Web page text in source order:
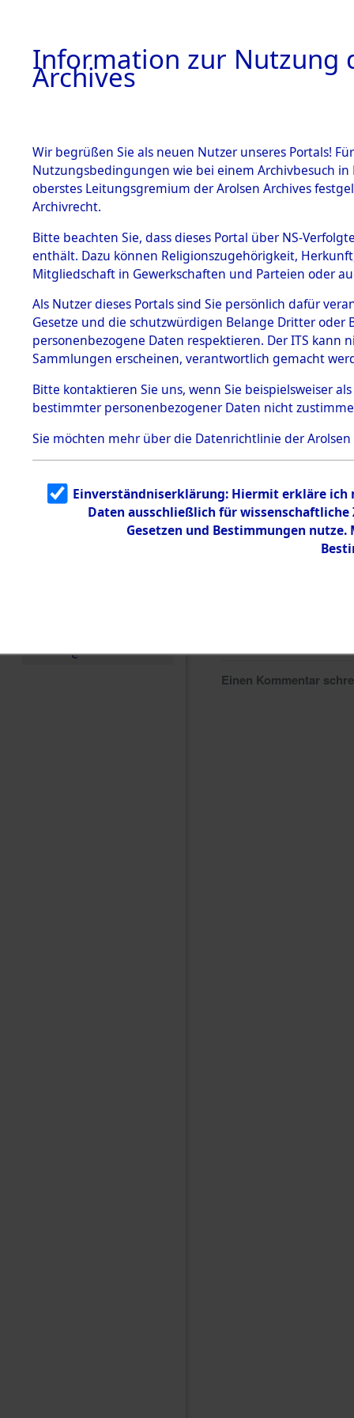
BESTÄNDE
1.
mente
5. Verschiedenes
5.3
Todesmärsche
5.3.1 Alliierte
Erhebungen
zu
Todesmärsch
en
5.3.2
g
5.3.3
Todesmärsch
e
Geltendorf
0042
Einen Kommentar
Information zur Nutzung
Archives
Wir begrüßen Sie als neuen Nutzer unseres Portals!
Nutzungsbedingungen wie bei einem Archivbesuch
oberstes Leitungsgremium der Arolsen Archives
Archivrecht.
Bitte beachten Sie, dass dieses Portal über NS-
enthält. Dazu können Religionszugehörigkeit,
Mitgliedschaft in Gewerkschaften und Parteien oder
Als Nutzer dieses Portals sind Sie persönlich dafür
Gesetze und die schutzwürdigen Belange Dritter
personenbezogene Daten respektieren. Der ITS
Sammlungen erscheinen, verantwortlich gemacht
Bitte kontaktieren Sie uns, wenn Sie beispielsweiser
bestimmter personenbezogener Daten nicht
Sie möchten mehr über die Datenrichtlinie der Arolsen
Einverständniserklärung: Hiermit erkläre ich
Daten ausschließlich für
Gesetzen und Bestimmungen